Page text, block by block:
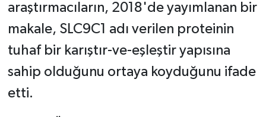
araştırmacıların, 2018'de yayımlanan bir
makale, SLC9C1 adı verilen proteinin
tuhaf bir karıştır-ve-eşleştir yapısına
sahip olduğunu ortaya koyduğunu ifade
etti.